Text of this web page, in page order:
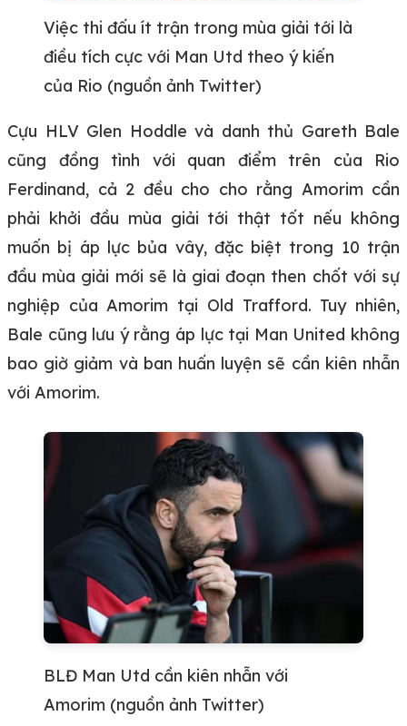
Việc thi đấu ít trận trong mùa giải tới là
điều tích cực với Man Utd theo ý kiến
của Rio (nguồn ảnh Twitter)
Cựu HLV Glen Hoddle và danh thủ Gareth Bale
cũng đồng tình với quan điểm trên của Rio
Ferdinand, cả 2 đều cho cho rằng Amorim cần
phải khởi đầu mùa giải tới thật tốt nếu không
muốn bị áp lực bủa vây, đặc biệt trong 10 trận
đầu mùa giải mới sẽ là giai đoạn then chốt với sự
nghiệp của Amorim tại Old Trafford. Tuy nhiên,
Bale cũng lưu ý rằng áp lực tại Man United không
bao giờ giảm và ban huấn luyện sẽ cần kiên nhẫn
với Amorim.
BLĐ Man Utd cần kiên nhẫn với
Amorim (nguồn ảnh Twitter)